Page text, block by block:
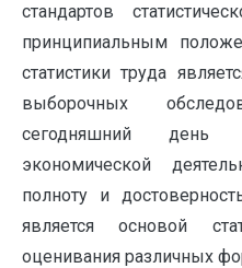
стандартов
принципиальным
статистики труда
выборочных
сегодняшний
экономической
полноту и
является основой
оценивания различных